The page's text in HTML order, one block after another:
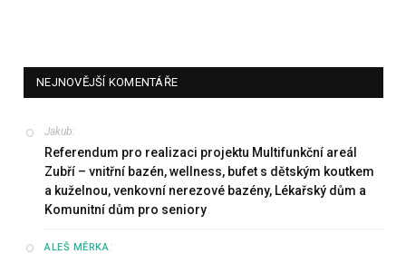
NEJNOVĚJŠÍ KOMENTÁŘE
Jakub:
Referendum pro realizaci projektu Multifunkční areál
Zubří – vnitřní bazén, wellness, bufet s dětským koutkem
a kuželnou, venkovní nerezové bazény, Lékařský dům a
Komunitní dům pro seniory
ALEŠ MĚRKA :